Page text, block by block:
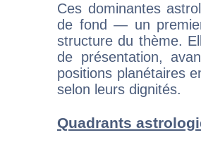
Ces dominantes
de fond — un
structure du thème.
de présentation,
positions planétaires
selon leurs dignités.
Quadrants